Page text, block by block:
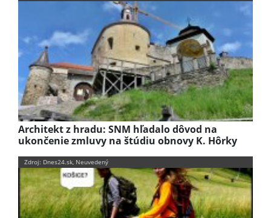
Architekt z hradu: SNM hľadalo dôvod na
ukončenie zmluvy na štúdiu obnovy K. Hôrky
Zdroj: Dnes24.sk, Neuvedený